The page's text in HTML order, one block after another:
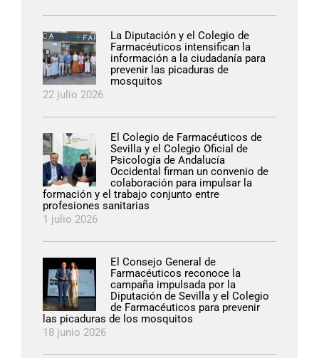
La Diputación y el Colegio de
Farmacéuticos intensifican la
información a la ciudadanía para
prevenir las picaduras de
mosquitos
22 julio 2026
El Colegio de Farmacéuticos de
Sevilla y el Colegio Oficial de
Psicología de Andalucía
Occidental firman un convenio de
colaboración para impulsar la
formación y el trabajo conjunto entre
profesiones sanitarias
1 julio 2026
El Consejo General de
Farmacéuticos reconoce la
campaña impulsada por la
Diputación de Sevilla y el Colegio
de Farmacéuticos para prevenir
las picaduras de los mosquitos
18 junio 2026